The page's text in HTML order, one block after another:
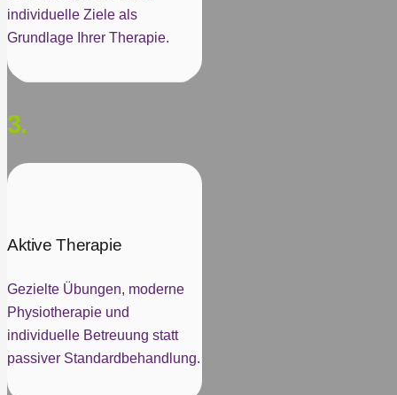
individuelle Ziele als
Grundlage Ihrer Therapie.
3.
Aktive Therapie
Gezielte Übungen, moderne
Physiotherapie und
individuelle Betreuung statt
passiver Standardbehandlung.